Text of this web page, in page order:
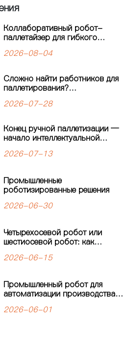
Коллаборативный робот-
паллетайзер для гибкого
современных
2026-08-04
Сложно найти работников для
паллетирования?
паллетайзер KEWEI
работу производственной
линии
2026-07-28
Конец ручной паллетизации —
начало интеллектуальной
робот-паллетайзер
новую главу в автоматизации
паллетизации
2026-07-13
Промышленные
роботизированные решения
2026-06-30
Четырехосевой робот или
шестиосевой робот: как
для автоматизации
2026-06-15
Промышленный робот для
автоматизации производства:
предприятий
2026-06-01